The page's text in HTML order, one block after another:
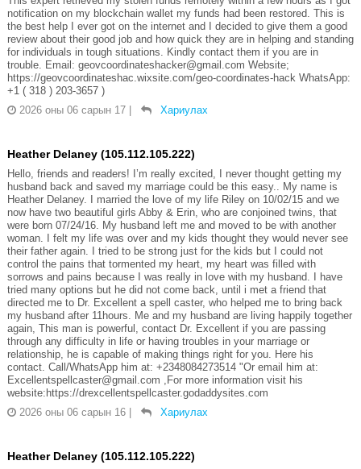
notification on my blockchain wallet my funds had been restored. This is
the best help I ever got on the internet and I decided to give them a good
review about their good job and how quick they are in helping and standing
for individuals in tough situations. Kindly contact them if you are in
trouble. Email: geovcoordinateshacker@gmail.com Website;
https://geovcoordinateshac.wixsite.com/geo-coordinates-hack WhatsApp:
+1 ( 318 ) 203-3657 )
2026 оны 06 сарын 17
Хариулах
Heather Delaney (105.112.105.222)
Hello, friends and readers! I’m really excited, I never thought getting my
husband back and saved my marriage could be this easy.. My name is
Heather Delaney. I married the love of my life Riley on 10/02/15 and we
now have two beautiful girls Abby & Erin, who are conjoined twins, that
were born 07/24/16. My husband left me and moved to be with another
woman. I felt my life was over and my kids thought they would never see
their father again. I tried to be strong just for the kids but I could not
control the pains that tormented my heart, my heart was filled with
sorrows and pains because I was really in love with my husband. I have
tried many options but he did not come back, until i met a friend that
directed me to Dr. Excellent a spell caster, who helped me to bring back
my husband after 11hours. Me and my husband are living happily together
again, This man is powerful, contact Dr. Excellent if you are passing
through any difficulty in life or having troubles in your marriage or
relationship, he is capable of making things right for you. Here his
contact. Call/WhatsApp him at: +2348084273514 "Or email him at:
Excellentspellcaster@gmail.com ,For more information visit his
website:https://drexcellentspellcaster.godaddysites.com
2026 оны 06 сарын 16
Хариулах
Heather Delaney (105.112.105.222)